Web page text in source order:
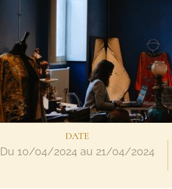
DATE
Du 10/04/2024 au 21/04/2024